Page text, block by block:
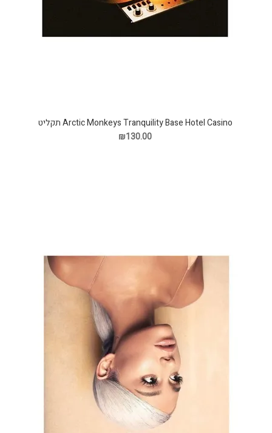
Arctic Monkeys Tranquility Base Hotel Casino תקליט
₪130.00